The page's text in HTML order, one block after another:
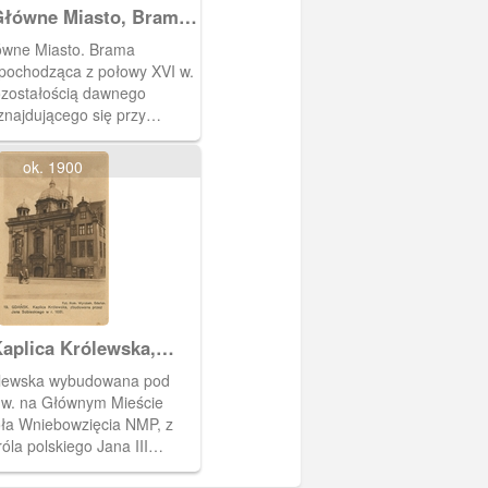
Miasto, Brama
Miasto. Brama
z połowy XVI w.
dawnego
się przy
NMP.
ok. 1900
Królewska,
Königlische Kapelle
wybudowana pod
na Głównym Mieście
Wniebowzięcia NMP, z
polskiego Jana III
i prymasa Olszowskiego